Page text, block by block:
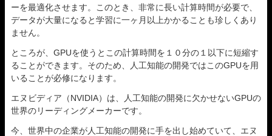
ーを最適化させます。このとき、非常に長い計算時間が必要で、
データが大量になると学習に一ヶ月以上かかることも珍しくあり
ません。
ところが、GPUを使うとこの計算時間を１０分の１以下に短縮す
ることができます。そのため、人工知能の開発ではこのGPUを用
いることが必修になります。
エヌビディア（NVIDIA）は、人工知能の開発に欠かせないGPUの
世界のリーディングメーカーです。
今、世界中の企業が人工知能の開発に手を出し始めていて、エヌ